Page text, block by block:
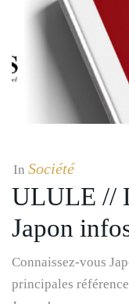
In Société
ULULE //
Japon
Connaissez-vous
principales